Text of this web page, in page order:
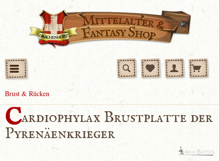
Brust & Rücken
Cardiophylax Brustplatte der
Pyrenäenkrieger